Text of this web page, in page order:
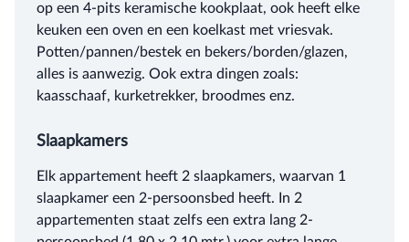
op een 4-pits keramische kookplaat, ook heeft elke
keuken een oven en een koelkast met vriesvak.
Potten/pannen/bestek en bekers/borden/glazen,
alles is aanwezig. Ook extra dingen zoals:
kaasschaaf, kurketrekker, broodmes enz.
Slaapkamers
Elk appartement heeft 2 slaapkamers, waarvan 1
slaapkamer een 2-persoonsbed heeft. In 2
appartementen staat zelfs een extra lang 2-